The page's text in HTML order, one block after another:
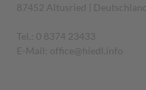
87452 Altusried | Deutschland
Tel.: 0 8374 23433
E-Mail: office@hiedl.info